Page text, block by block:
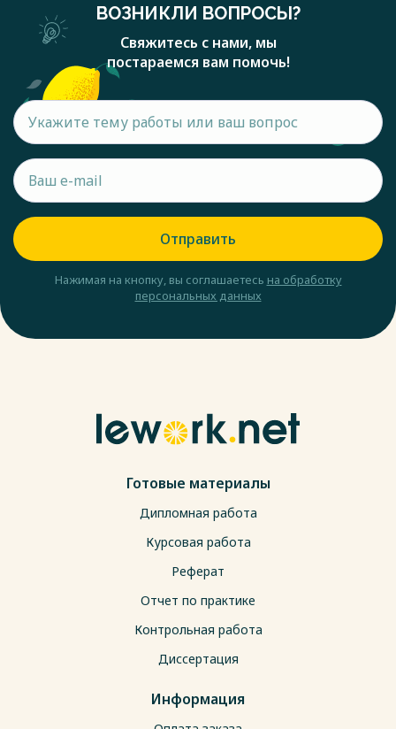
ВОЗНИКЛИ ВОПРОСЫ?
Свяжитесь с нами, мы
постараемся вам помочь!
Отправить
Нажимая на кнопку, вы соглашаетесь на обработку
персональных данных
Готовые материалы
Дипломная работа
Курсовая работа
Реферат
Отчет по практике
Контрольная работа
Диссертация
Информация